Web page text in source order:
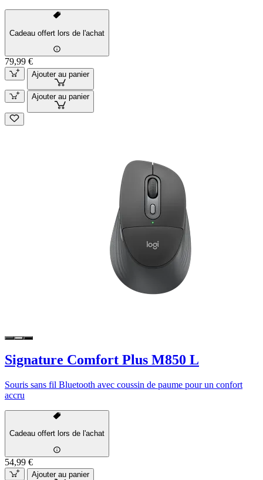
Cadeau offert lors de l'achat
79,99 €
Ajouter au panier
Ajouter au panier
Signature Comfort Plus M850 L
Souris sans fil Bluetooth avec coussin de paume pour un confort
accru
Cadeau offert lors de l'achat
54,99 €
Ajouter au panier